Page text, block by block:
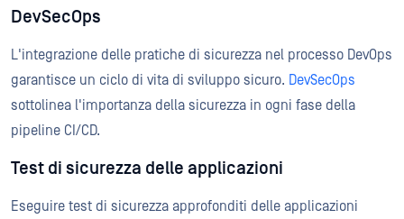
DevSecOps
L'integrazione delle pratiche di sicurezza nel processo DevOps
garantisce un ciclo di vita di sviluppo sicuro. DevSecOps
sottolinea l'importanza della sicurezza in ogni fase della
pipeline CI/CD.
Test di sicurezza delle applicazioni
Eseguire test di sicurezza approfonditi delle applicazioni